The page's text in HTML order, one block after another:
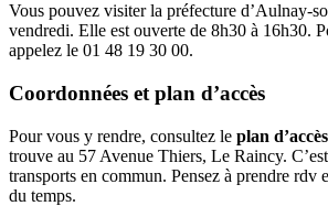
Vous pouvez visiter la préfecture d’Aulnay-
vendredi. Elle est ouverte de 8h30 à 16h30.
appelez le 01 48 19 30 00.
Coordonnées et plan d’accès
Pour vous y rendre, consultez le plan d’accès
trouve au 57 Avenue Thiers, Le Raincy.
transports en commun. Pensez à prendre rdv
du temps.